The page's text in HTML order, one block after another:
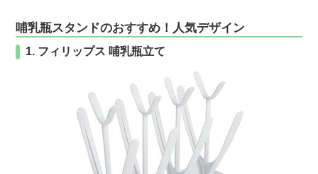
哺乳瓶スタンドのおすすめ！人気デザイン
1. フィリップス 哺乳瓶立て